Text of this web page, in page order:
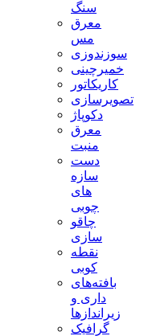
سنگ
معرق
مس
سوزندوزی
خمیرچینی
کاریکاتور
تصویرسازی
دکوپاژ
معرق
منبت
دست
سازه
های
چوبی
چاقو
سازی
نقطه
کوبی
بافته‌های
داری و
زیراندازها
گرافیک